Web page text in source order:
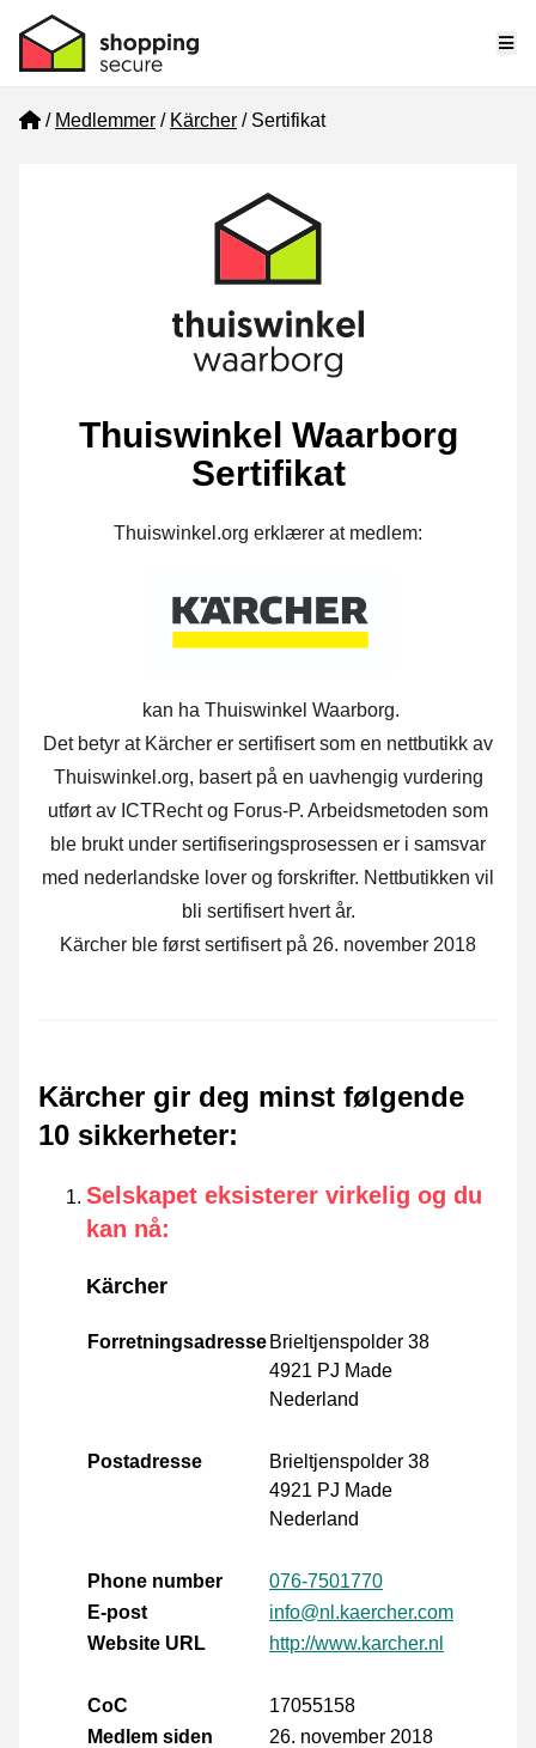
Home
Medlemmer Kärcher Sertifikat
Thuiswinkel Waarborg
Sertifikat
Thuiswinkel.org erklærer at medlem:
kan ha Thuiswinkel Waarborg.
Det betyr at Kärcher er sertifisert som en nettbutikk av
Thuiswinkel.org, basert på en uavhengig vurdering
utført av ICTRecht og Forus-P. Arbeidsmetoden som
ble brukt under sertifiseringsprosessen er i samsvar
med nederlandske lover og forskrifter. Nettbutikken vil
bli sertifisert hvert år.
Kärcher ble først sertifisert på 26. november 2018
Kärcher gir deg minst følgende
10 sikkerheter:
Selskapet eksisterer virkelig og du
kan nå:
Kärcher
Forretningsadresse Brieltjenspolder 38
4921 PJ Made
Nederland
Postadresse
Brieltjenspolder 38
4921 PJ Made
Nederland
Phone number
076-7501770
E-post
info@nl.kaercher.com
Website URL
http://www.karcher.nl
CoC
17055158
Medlem siden
26. november 2018